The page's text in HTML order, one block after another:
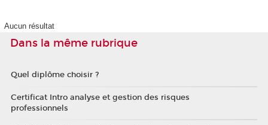
Aucun résultat
Dans la même rubrique
Quel diplôme choisir ?
Certificat Intro analyse et gestion des risques
professionnels